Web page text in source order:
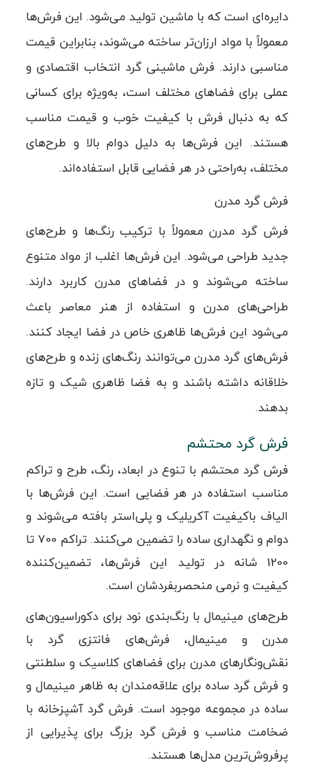
دایره‌ای است که با ماشین تولید می‌شود. این فرش‌ها
معمولاً با مواد ارزان‌تر ساخته می‌شوند، بنابراین قیمت
مناسبی دارند. فرش ماشینی گرد انتخاب اقتصادی و
عملی برای فضاهای مختلف است، به‌ویژه برای کسانی
که به دنبال فرش با کیفیت خوب و قیمت مناسب
هستند. این فرش‌ها به دلیل دوام بالا و طرح‌های
مختلف، به‌راحتی در هر فضایی قابل استفاده‌اند.
فرش گرد مدرن
فرش گرد مدرن معمولاً با ترکیب رنگ‌ها و طرح‌های
جدید طراحی می‌شود. این فرش‌ها اغلب از مواد متنوع
ساخته می‌شوند و در فضاهای مدرن کاربرد دارند.
طراحی‌های مدرن و استفاده از هنر معاصر باعث
می‌شود این فرش‌ها ظاهری خاص در فضا ایجاد کنند.
فرش‌های گرد مدرن می‌توانند رنگ‌های زنده و طرح‌های
خلاقانه داشته باشند و به فضا ظاهری شیک و تازه
بدهند.
فرش گرد محتشم
فرش‌ گرد محتشم با تنوع در ابعاد، رنگ، طرح و تراکم
مناسب استفاده در هر فضایی است. این فرش‌ها با
الیاف باکیفیت آکریلیک و پلی‌استر بافته می‌شوند و
دوام و نگهداری ساده را تضمین می‌کنند. تراکم 700 تا
1200 شانه در تولید این فرش‌ها، تضمین‌کننده
کیفیت و نرمی منحصربفردشان است.
طرح‌های مینیمال با رنگ‌بندی نود برای دکوراسیون‌های
مدرن و مینیمال، فرش‌های فانتزی گرد با
نقش‌ونگارهای مدرن برای فضاهای کلاسیک و سلطنتی
و فرش گرد ساده برای علاقه‌مندان به ظاهر مینیمال و
ساده در مجموعه موجود است. فرش گرد آشپزخانه با
ضخامت مناسب و فرش گرد بزرگ برای پذیرایی از
پرفروش‌ترین مدل‌ها هستند.